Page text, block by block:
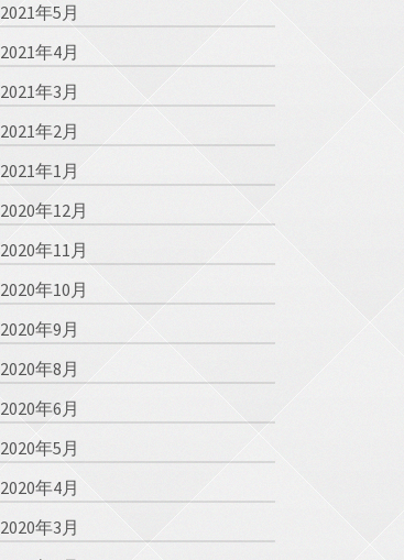
2021年5月
2021年4月
2021年3月
2021年2月
2021年1月
2020年12月
2020年11月
2020年10月
2020年9月
2020年8月
2020年6月
2020年5月
2020年4月
2020年3月